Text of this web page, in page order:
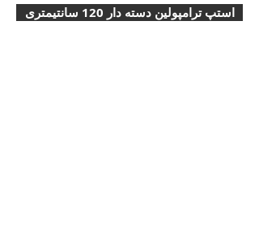
استپ ترامپولين دسته دار 120 سانتیمتری